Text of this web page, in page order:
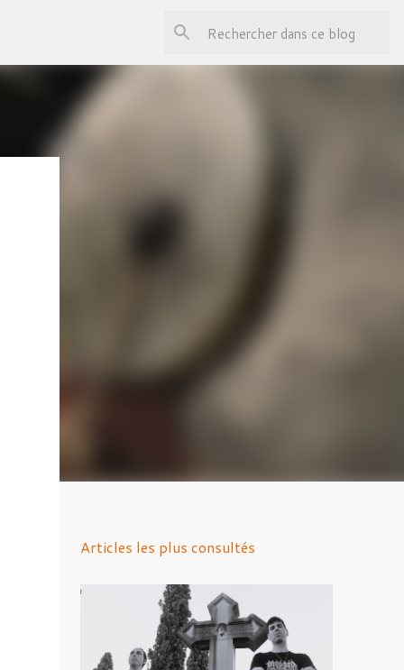
Articles les plus consultés